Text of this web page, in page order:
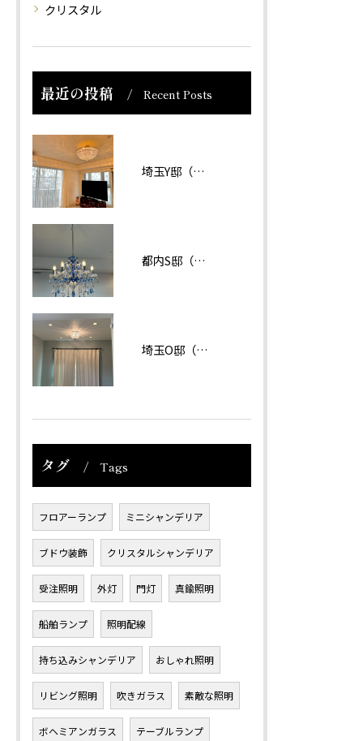
クリスタル
最近の投稿 Recent Posts
埼玉Y邸（マンション）
都内S邸（マンション）
埼玉O邸（戸建て）
タグ Tags
フロアーランプ ミニシャンデリア
ブドウ装飾 クリスタルシャンデリア
受注照明 外灯 門灯 真鍮照明
船舶ランプ 照明配線
持ち込みシャンデリア おしゃれ照明
リビング照明 吹きガラス 素敵な照明
ボヘミアンガラス テーブルランプ